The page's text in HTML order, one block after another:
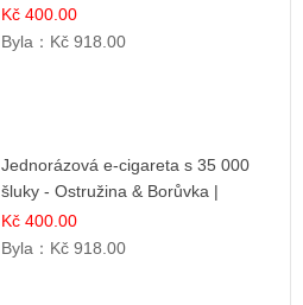
kyselá jablka
Kč 400.00
Byla： Kč 918.00
Jednorázová e-cigareta s 35 000
šluky - Ostružina & Borůvka |
Intenzivní lesní směs
Kč 400.00
Byla： Kč 918.00